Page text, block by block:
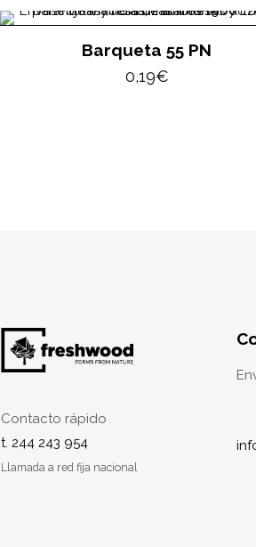
Barqueta 55 PN
0,19€
Contacto rápido
t. 244 243 954
Llamada a red fija nacional